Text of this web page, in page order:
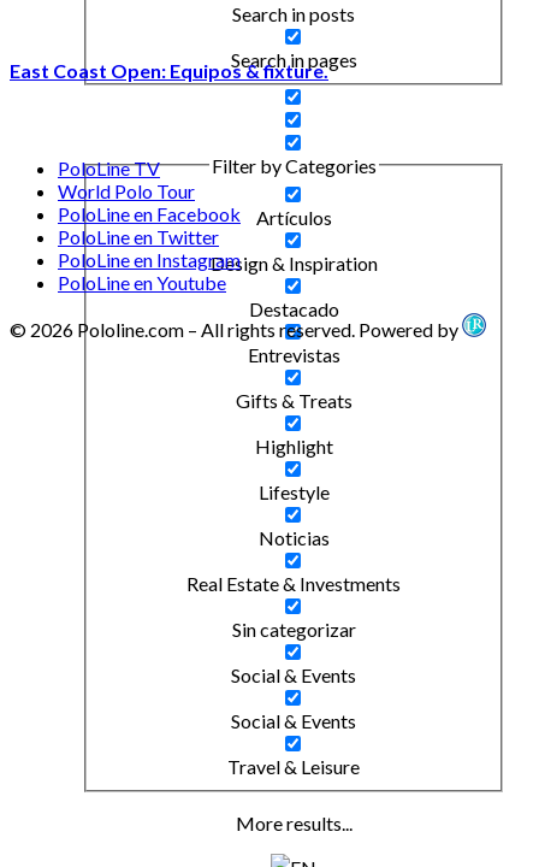
Search in posts
Search in pages
Filter by Categories
Artículos
Design & Inspiration
Destacado
Entrevistas
Gifts & Treats
Highlight
Lifestyle
Noticias
Real Estate & Investments
Sin categorizar
Social & Events
Social & Events
Travel & Leisure
More results...
East Coast Open: Equipos & fixture.
PoloLine TV
World Polo Tour
PoloLine en Facebook
PoloLine en Twitter
PoloLine en Instagram
PoloLine en Youtube
© 2026 Pololine.com – All rights reserved. Powered by